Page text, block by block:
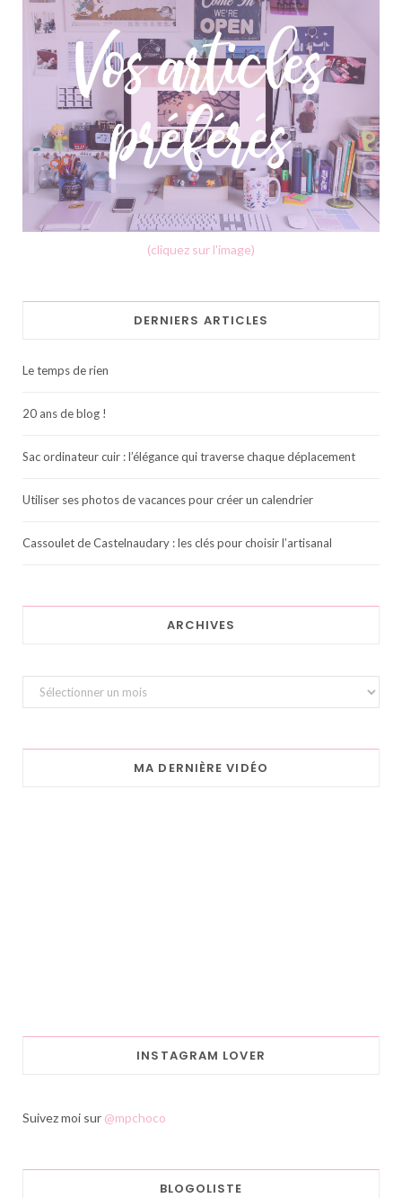
(cliquez sur l'image)
DERNIERS ARTICLES
Le temps de rien
20 ans de blog !
Sac ordinateur cuir : l’élégance qui traverse chaque déplacement
Utiliser ses photos de vacances pour créer un calendrier
Cassoulet de Castelnaudary : les clés pour choisir l’artisanal
ARCHIVES
Archives
MA DERNIÈRE VIDÉO
INSTAGRAM LOVER
Suivez moi sur @mpchoco
BLOGOLISTE